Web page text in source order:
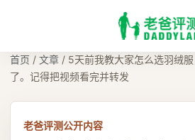
首页 / 文章 / 5天前我教大家怎么选羽绒
了。记得把视频看完并转发
老爸评测公开内容